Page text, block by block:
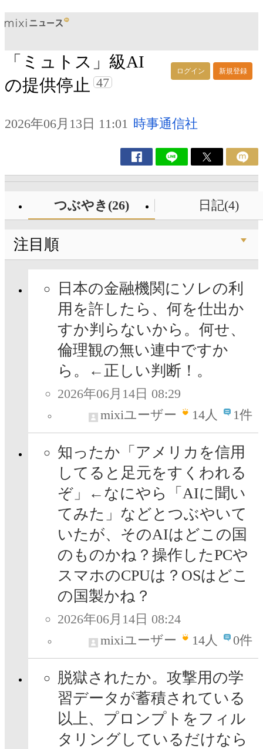
ログイン 新規登録
「ミュトス」級AI
の提供停止 47
2026年06月13日 11:01 時事通信社
つぶやき(26) 日記(4)
注目順
日本の金融機関にソレの利
用を許したら、何を仕出か
すか判らないから。何せ、
倫理観の無い連中ですか
ら。←正しい判断！。
2026年06月14日 08:29
mixiユーザー
14人 1件
知ったか「アメリカを信用
してると足元をすくわれる
ぞ」←なにやら「AIに聞い
てみた」などとつぶやいて
いたが、そのAIはどこの国
のものかね？操作したPCや
スマホのCPUは？OSはどこ
の国製かね？
2026年06月14日 08:24
mixiユーザー
14人 0件
脱獄されたか。攻撃用の学
習データが蓄積されている
以上、プロンプトをフィル
タリングしているだけなら